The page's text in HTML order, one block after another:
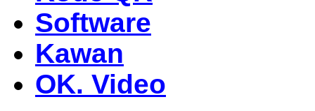
Software
Kawan
OK. Video